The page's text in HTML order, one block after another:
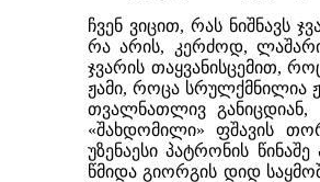
ჩვენ ვიცით, რას ნიშნავს
რა არის, კერძოდ,
ჯვარის თაყვანისცემით,
ჟამი, როცა სრულქმნილია
თვალნათლივ
«შახდომილი» ფშავის
უზენაესი პატრონის
წმიდა გიორგის დიდ